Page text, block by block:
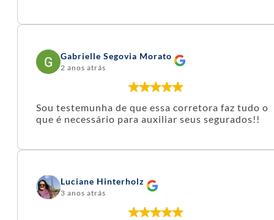
Gabrielle Segovia Morato
2 anos atrás
Sou testemunha de que essa corretora faz tudo o
que é necessário para auxiliar seus segurados!!
Luciane Hinterholz
3 anos atrás